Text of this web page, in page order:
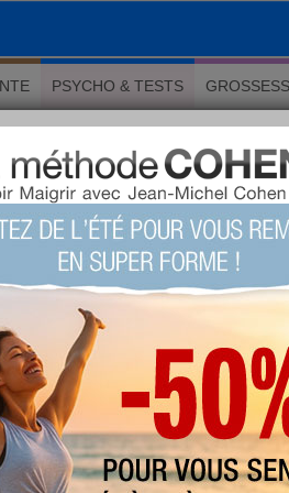
PSYCHO & TESTS
LU 25846 fois COMMENTÉ 2
TAGS:
mémoire
concentration
AUTEUR : Estelle Lavandier
vendredi 19 mai 2017